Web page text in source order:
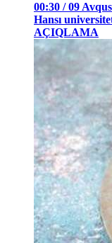
00:30 / 09
Hansı
AÇIQLAMA